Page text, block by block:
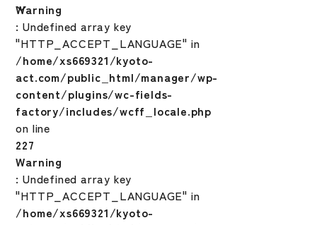
Warning
: Undefined array key
"HTTP_ACCEPT_LANGUAGE" in
/home/xs669321/kyoto-
act.com/public_html/manager/wp-
content/plugins/wc-fields-
factory/includes/wcff_locale.php
on line
227
Warning
: Undefined array key
"HTTP_ACCEPT_LANGUAGE" in
/home/xs669321/kyoto-